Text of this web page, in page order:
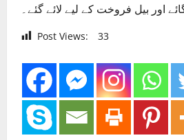
Post Views: 33